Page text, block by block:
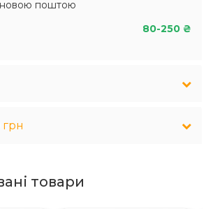
поштою
80-250 ₴
товари